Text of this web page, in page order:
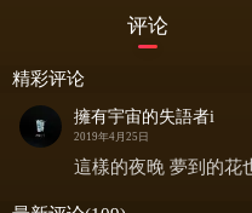
I'm yours
该死的
评论
精彩评论
擁有宇宙的失語者i
2019年4月25日
這樣的夜晚 夢到的花